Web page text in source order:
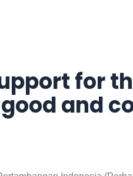
for
and